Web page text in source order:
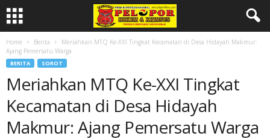
Home Berita
Meriahkan MTQ Ke-XXI Tingkat Kecamatan di Desa Hidayah Makmur:
Ajang Pemersatu Warga
BERITA SOROT
Meriahkan MTQ Ke-XXI Tingkat
Kecamatan di Desa Hidayah
Makmur: Ajang Pemersatu Warga